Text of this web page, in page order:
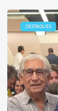
DESTAQUES